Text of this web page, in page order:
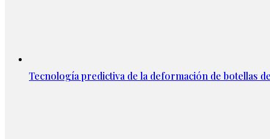
Tecnología predictiva de la deformación de botellas